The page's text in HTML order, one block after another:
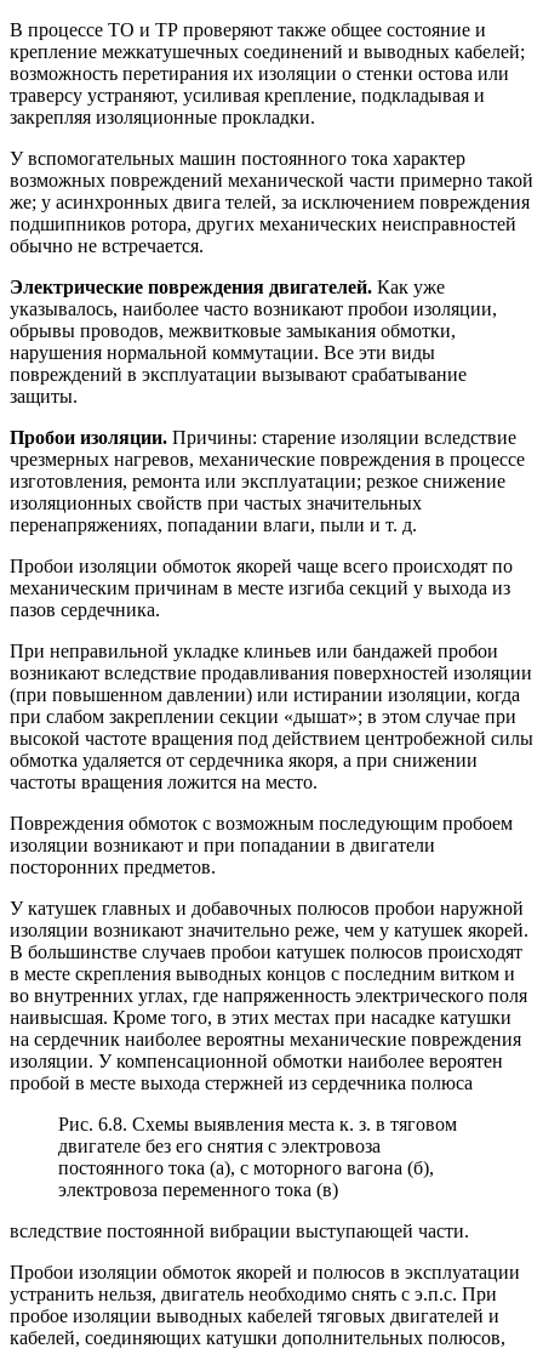
В процессе ТО и ТР проверяют также общее состояние и
крепление межкатушечных соединений и выводных кабелей;
возможность перетирания их изоляции о стенки остова или
траверсу устраняют, усиливая крепление, подкладывая и
закрепляя изоляционные прокладки.
У вспомогательных машин постоянного тока характер
возможных повреждений механической части примерно такой
же; у асинхронных двига телей, за исключением повреждения
подшипников ротора, других механических неисправностей
обычно не встречается.
Электрические повреждения двигателей. Как уже
указывалось, наиболее часто возникают пробои изоляции,
обрывы проводов, межвитковые замыкания обмотки,
нарушения нормальной коммутации. Все эти виды
повреждений в эксплуатации вызывают срабатывание
защиты.
Пробои изоляции. Причины: старение изоляции вследствие
чрезмерных нагревов, механические повреждения в процессе
изготовления, ремонта или эксплуатации; резкое снижение
изоляционных свойств при частых значительных
перенапряжениях, попадании влаги, пыли и т. д.
Пробои изоляции обмоток якорей чаще всего происходят по
механическим причинам в месте изгиба секций у выхода из
пазов сердечника.
При неправильной укладке клиньев или бандажей пробои
возникают вследствие продавливания поверхностей изоляции
(при повышенном давлении) или истирании изоляции, когда
при слабом закреплении секции «дышат»; в этом случае при
высокой частоте вращения под действием центробежной силы
обмотка удаляется от сердечника якоря, а при снижении
частоты вращения ложится на место.
Повреждения обмоток с возможным последующим пробоем
изоляции возникают и при попадании в двигатели
посторонних предметов.
У катушек главных и добавочных полюсов пробои наружной
изоляции возникают значительно реже, чем у катушек якорей.
В большинстве случаев пробои катушек полюсов происходят
в месте скрепления выводных концов с последним витком и
во внутренних углах, где напряженность электрического поля
наивысшая. Кроме того, в этих местах при насадке катушки
на сердечник наиболее вероятны механические повреждения
изоляции. У компенсационной обмотки наиболее вероятен
пробой в месте выхода стержней из сердечника полюса
Рис. 6.8. Схемы выявления места к. з. в тяговом
двигателе без его снятия с электровоза
постоянного тока (а), с моторного вагона (б),
электровоза переменного тока (в)
вследствие постоянной вибрации выступающей части.
Пробои изоляции обмоток якорей и полюсов в эксплуатации
устранить нельзя, двигатель необходимо снять с э.п.с. При
пробое изоляции выводных кабелей тяговых двигателей и
кабелей, соединяющих катушки дополнительных полюсов,